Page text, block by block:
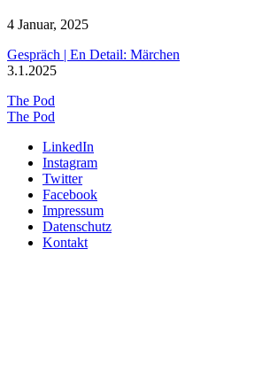
4 Januar, 2025
Gespräch | En Detail: Märchen
3.1.2025
The Pod
The Pod
LinkedIn
Instagram
Twitter
Facebook
Impressum
Datenschutz
Kontakt